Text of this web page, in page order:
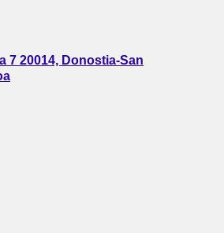
7 20014, Donostia-San